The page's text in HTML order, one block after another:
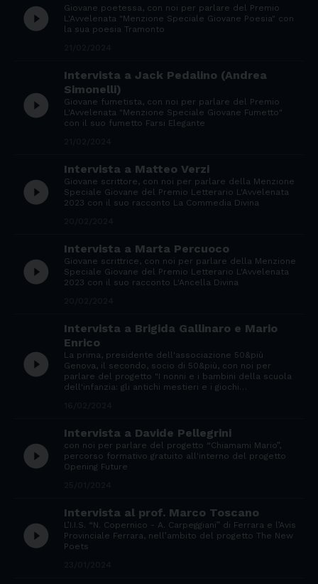
play_circle_filled
Giovane poetessa, con noi per parlare del Premio
L'Avvelenata "Menzione Speciale Giovane Poesia" con
la sua poesia Tramonto
play_circle_filled
Intervista a Jack Pedalino (Andrea
Simonelli)
Giovane fumetista, con noi per parlare del Premio
L'Avvelenata "Menzione Speciale Giovane Fumetto"
con il suo fumetto Farsi Elegante
play_circle_filled
Intervista a Matteo Verzi
Giovane scrittore, con noi per parlare della Menzione
Speciale Giovane del Premio Letterario L'Avvelenata
2023 con il suo racconto La Commedia Divina
play_circle_filled
Intervista a Marta Percuoco
Giovane scrittrice, con noi per parlare della Menzione
Speciale Giovane del Premio Letterario L'Avvelenata
2023 con il suo racconto L'Ancella Divina
play_circle_filled
Intervista a Brigida Gallinaro e Mario
Enrico
La prima, presidente dell'associazione 50&più
Genova, il secondo, socio di 50&più, con noi per
parlare del progetto "I nonni e i bambini della scuola
dell'infanzia: gli antichi mestieri e i giochi…
play_circle_filled
Intervista a Davide Pellegrini
con noi per parlare del progetto “Chiamami Mario”,
percorso formativo gratuito all'interno del progetto
Opening Future
play_circle_filled
Intervista al prof. Marco Toscano
L’I.I.S. “N. Copernico - A. Carpeggiani” di Ferrara e l’Avis
Provinciale Ferrara, nell’ambito del progetto The New
Poets